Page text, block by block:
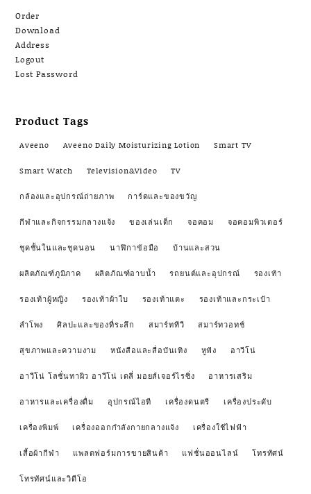
Order
Download
Address
Logout
Lost Password
Product Tags
Aveeno Aveeno Daily Moisturizing Lotion Smart TV
Smart Watch Television&Video TV
กล้องและอุปกรณ์ถ่ายภาพ การ์ดและของขวัญ
กีฬาและกิจกรรมกลางแจ้ง ของเล่นเด็ก จอคอม จอคอมพิวเตอร์
ชุดชั้นในและชุดนอน นาฬิกาข้อมือ บ้านและสวน
ผลิตภัณฑ์ภูมิภาค ผลิตภัณฑ์อาบน้ำ รถยนต์และอุปกรณ์ รองเท้า
รองเท้าผู้หญิง รองเท้าผ้าใบ รองเท้าแตะ รองเท้าและกระเป๋า
ลำโพง ศิลปะและของที่ระลึก สมาร์ททีวี สมาร์ทวอทช์
สุขภาพและความงาม หนังสือและสื่อบันเทิง หูฟัง อาวีโน่
อาวีโน่ โลชั่นทาผิว อาวีโน่ เดลี่ มอยส์เจอร์ไรซิ่ง อาหารเสริม
อาหารและเครื่องดื่ม อุปกรณ์ไอที เครื่องดนตรี เครื่องประดับ
เครื่องพิมพ์ เครื่องออกกำลังกายกลางแจ้ง เครื่องใช้ไฟฟ้า
เสื้อผ้ากีฬา แพลตฟอร์มการขายสินค้า แฟชั่นออนไลน์ โทรทัศน์
โทรทัศน์และวิดีโอ